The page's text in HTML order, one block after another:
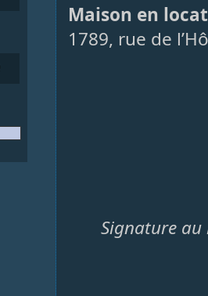
Maison en
1789, rue de
Signature au